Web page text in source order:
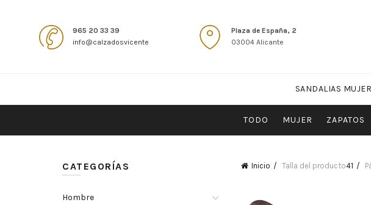
965 20 33 39
info@calzadosvicente
Plaza de España, 2
03004 Alicante
SANDALIAS MUJER
TODO MUJER ZAPATOS
Inicio Talla del producto41
CATEGORÍAS
Hombre